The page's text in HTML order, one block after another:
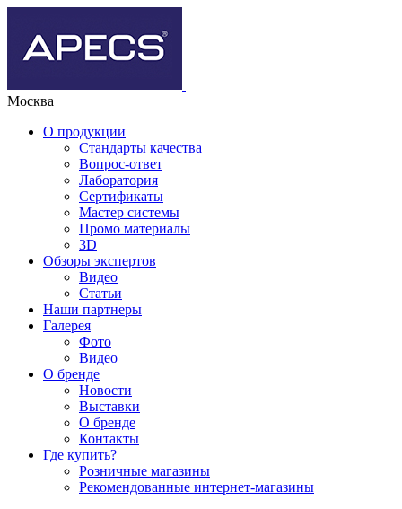
Москва
О продукции
Стандарты качества
Вопрос-ответ
Лаборатория
Сертификаты
Мастер системы
Промо материалы
3D
Обзоры экспертов
Видео
Статьи
Наши партнеры
Галерея
Фото
Видео
О бренде
Новости
Выставки
О бренде
Контакты
Где купить?
Розничные магазины
Рекомендованные интернет-магазины